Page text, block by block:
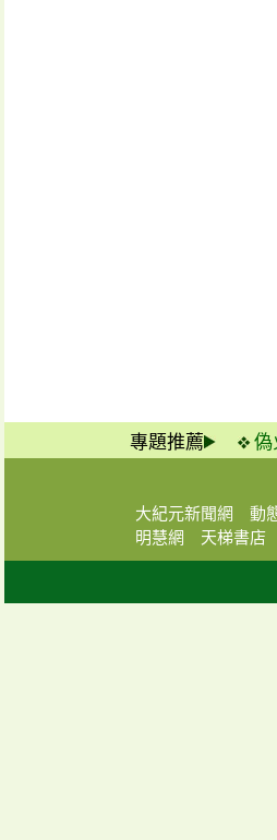
專題推薦 偽
大紀元新聞網 動
明慧網
天梯書店